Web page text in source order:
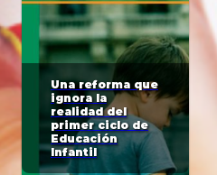
Una reforma que
ignora la
realidad del
primer ciclo de
Educación
Infantil